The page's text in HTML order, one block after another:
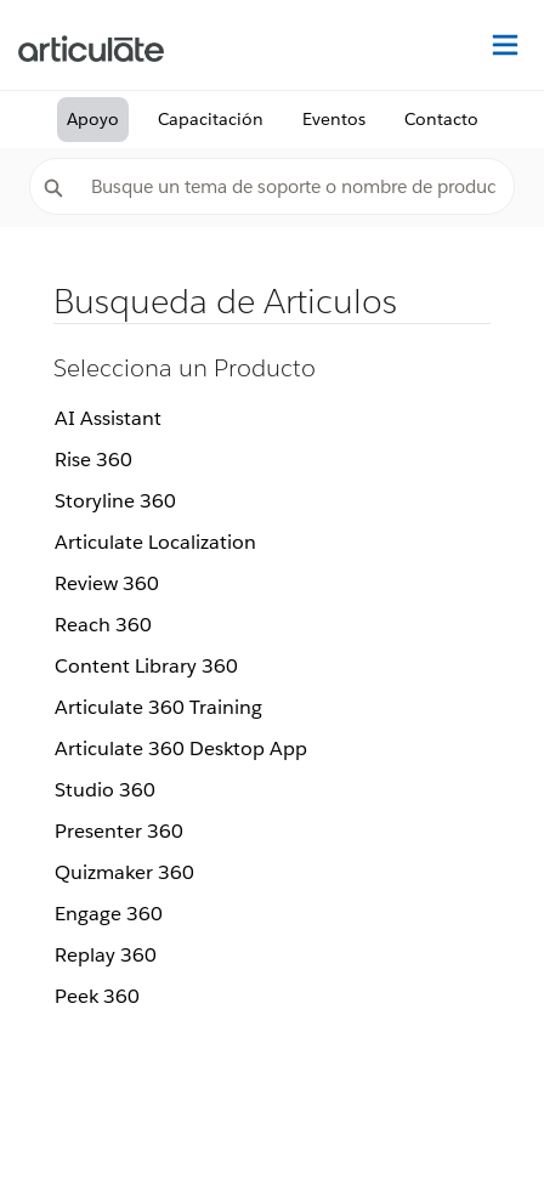
Apoyo Capacitación Eventos Contacto
Busqueda de Articulos
Selecciona un Producto
AI Assistant
Rise 360
Storyline 360
Articulate Localization
Review 360
Reach 360
Content Library 360
Articulate 360 Training
Articulate 360 Desktop App
Studio 360
Presenter 360
Quizmaker 360
Engage 360
Replay 360
Peek 360